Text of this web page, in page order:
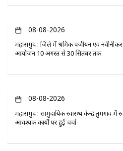
08-08-2026
महासमुंद : जिले में श्रमिक पंजीयन एवं
आयोजन 10 अगस्त से 30 सितंबर तक
08-08-2026
महासमुंद : सामुदायिक स्वास्थ्य केन्द्र तुमगांव में
आवश्यक कार्यों पर हुई चर्चा